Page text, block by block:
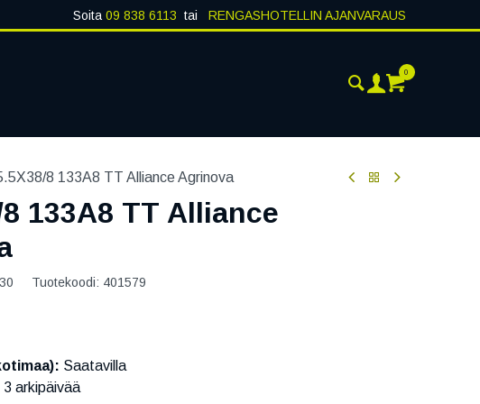
Soita 09 838 6113 tai RENGASHOTELLIN AJANVARAUS
0
8 133A8 TT Alliance Agrinova
8 133A8 TT Alliance
Tuotekoodi: 401579
Saatavilla
3 arkipäivää